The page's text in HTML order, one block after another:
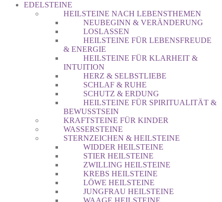
EDELSTEINE
HEILSTEINE NACH LEBENSTHEMEN
NEUBEGINN & VERÄNDERUNG
LOSLASSEN
HEILSTEINE FÜR LEBENSFREUDE
& ENERGIE
HEILSTEINE FÜR KLARHEIT &
INTUITION
HERZ & SELBSTLIEBE
SCHLAF & RUHE
SCHUTZ & ERDUNG
HEILSTEINE FÜR SPIRITUALITÄT &
BEWUSSTSEIN
KRAFTSTEINE FÜR KINDER
WASSERSTEINE
STERNZEICHEN & HEILSTEINE
WIDDER HEILSTEINE
STIER HEILSTEINE
ZWILLING HEILSTEINE
KREBS HEILSTEINE
LÖWE HEILSTEINE
JUNGFRAU HEILSTEINE
WAAGE HEILSTEINE